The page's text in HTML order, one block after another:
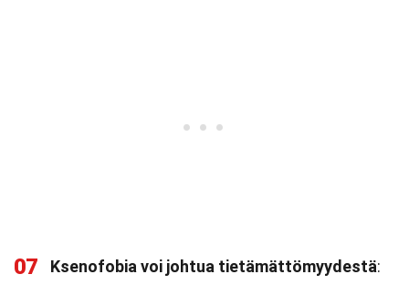
07 Ksenofobia voi johtua tietämättömyydestä: